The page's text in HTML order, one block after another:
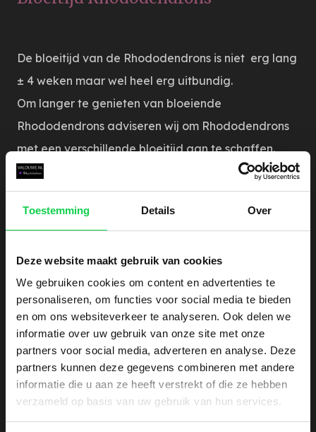
Toestemming Details Over
Deze website maakt gebruik van cookies
We gebruiken cookies om content en advertenties te
personaliseren, om functies voor social media te bieden
en om ons websiteverkeer te analyseren. Ook delen we
informatie over uw gebruik van onze site met onze
partners voor social media, adverteren en analyse. Deze
partners kunnen deze gegevens combineren met andere
informatie die u aan ze heeft verstrekt of die ze hebben
verzameld op basis van uw gebruik van hun services.
De bloeitijd van de Rhododendrons is niet erg lang
± 4 weken maar wel heel erg uitbundig.
Om langer te genieten van bloeiende
Rhododendrons adviseren wij om Rhododendrons
met een verschillende bloeitijd aan te schaffen.
Denk bijvoorbeeld aan de:
Rhododendron Jacksonii - bloeitijd begin april
Rhododendron Roseum Elegans - bloeitijd half mei
Rhododendron Nova Zembla - bloeitijd eind mei
Rhododendron Catawbiënse Grandiflorum - eind
mei/begin juni
Neem een kijkje op onsassortiment: hier vindt u
ruim 250 Rhododendrons met hun
verschillende bloeiwijze, bloeitijden en